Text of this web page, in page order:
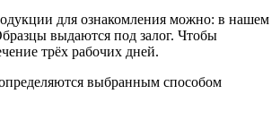
для ознакомления можно: в нашем
выдаются под залог. Чтобы
трёх рабочих дней.
выбранным способом